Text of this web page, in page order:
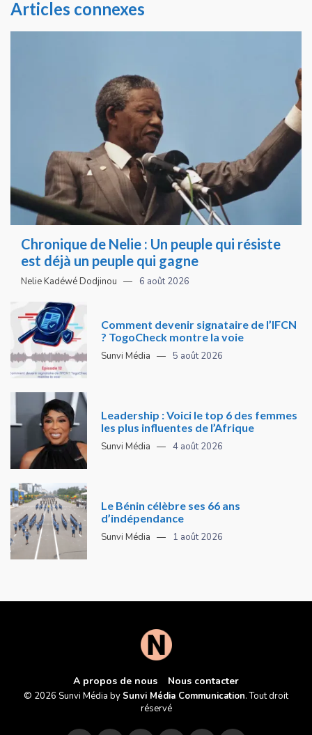
Articles connexes
Chronique de Nelie : Un peuple qui résiste
est déjà un peuple qui gagne
Nelie Kadéwé Dodjinou 6 août 2026
Comment devenir signataire de l’IFCN
? TogoCheck montre la voie
Sunvi Média 5 août 2026
Leadership : Voici le top 6 des femmes
les plus influentes de l’Afrique
Sunvi Média 4 août 2026
Le Bénin célèbre ses 66 ans
d’indépendance
Sunvi Média 1 août 2026
A propos de nous Nous contacter
© 2026 Sunvi Média by Sunvi Média Communication. Tout droit
réservé